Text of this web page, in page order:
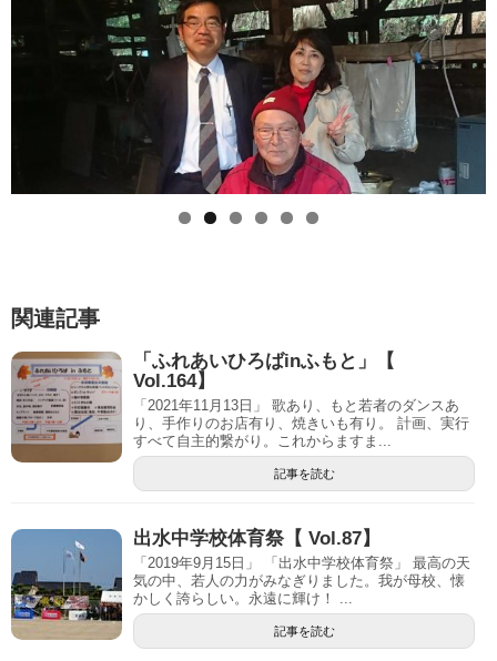
関連記事
「ふれあいひろばinふもと」【
Vol.164】
「2021年11月13日」 歌あり、もと若者のダンスあ
り、手作りのお店有り、焼きいも有り。 計画、実行
すべて自主的繋がり。これからますま...
記事を読む
出水中学校体育祭【 Vol.87】
「2019年9月15日」 「出水中学校体育祭」 最高の天
気の中、若人の力がみなぎりました。我が母校、懐
かしく誇らしい。永遠に輝け！ ...
記事を読む